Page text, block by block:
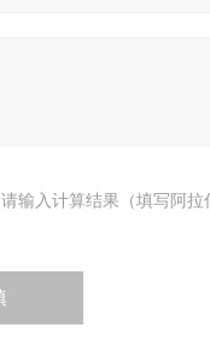
请输入计算结果（填写阿